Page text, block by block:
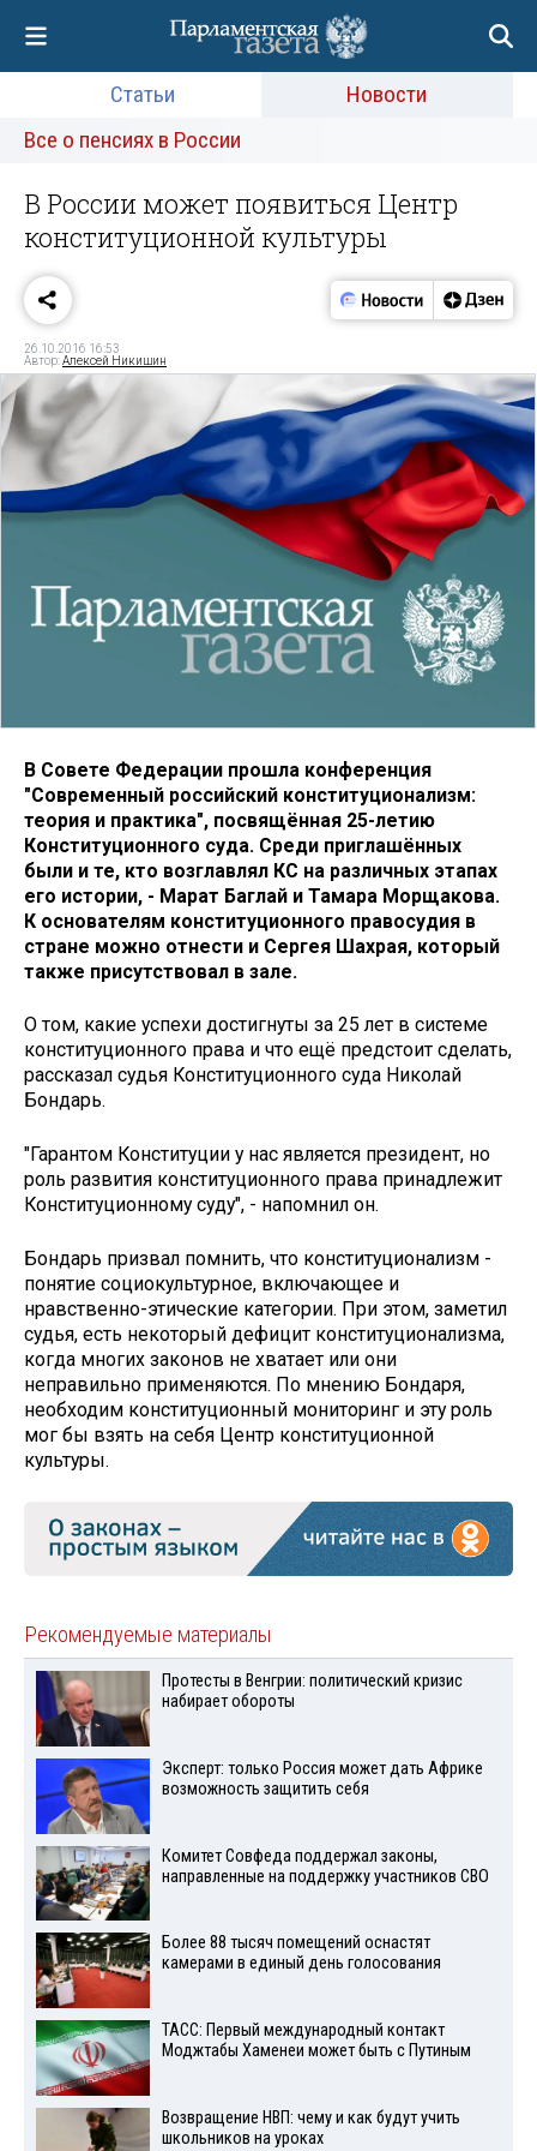
Статьи
Новости
Все о пенсиях в России
В России может появиться Центр
конституционной культуры
26.10.2016 16:53
Автор:Алексей Никишин
В Совете Федерации прошла конференция
"Современный российский конституционализм:
теория и практика", посвящённая 25-летию
Конституционного суда. Среди приглашённых
были и те, кто возглавлял КС на различных этапах
его истории, - Марат Баглай и Тамара Морщакова.
К основателям конституционного правосудия в
стране можно отнести и Сергея Шахрая, который
также присутствовал в зале.
О том, какие успехи достигнуты за 25 лет в системе
конституционного права и что ещё предстоит сделать,
рассказал судья Конституционного суда Николай
Бондарь.
"Гарантом Конституции у нас является президент, но
роль развития конституционного права принадлежит
Конституционному суду", - напомнил он.
Бондарь призвал помнить, что конституционализм -
понятие социокультурное, включающее и
нравственно-этические категории. При этом, заметил
судья, есть некоторый дефицит конституционализма,
когда многих законов не хватает или они
неправильно применяются. По мнению Бондаря,
необходим конституционный мониторинг и эту роль
мог бы взять на себя Центр конституционной
культуры.
Рекомендуемые материалы
Протесты в Венгрии: политический кризис
набирает обороты
Эксперт: только Россия может дать Африке
возможность защитить себя
Комитет Совфеда поддержал законы,
направленные на поддержку участников СВО
Более 88 тысяч помещений оснастят
камерами в единый день голосования
ТАСС: Первый международный контакт
Моджтабы Хаменеи может быть с Путиным
Возвращение НВП: чему и как будут учить
школьников на уроках